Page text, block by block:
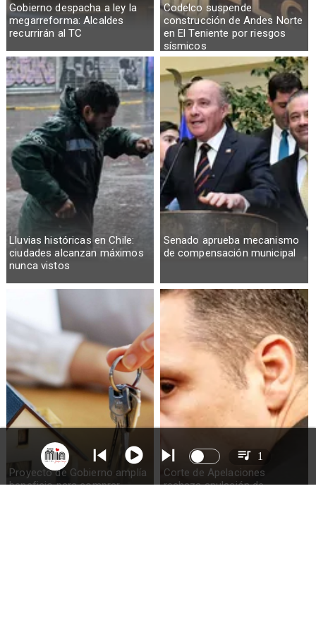
Gobierno despacha a ley la
megarreforma: Alcaldes
recurrirán al TC
Codelco suspende
construcción de Andes Norte
en El Teniente por riesgos
sísmicos
Lluvias históricas en Chile:
ciudades alcanzan máximos
nunca vistos
Senado aprueba mecanismo
de compensación municipal
Proyecto de Gobierno amplía
beneficio para comprar
Corte de Apelaciones
rechaza anulación de
1